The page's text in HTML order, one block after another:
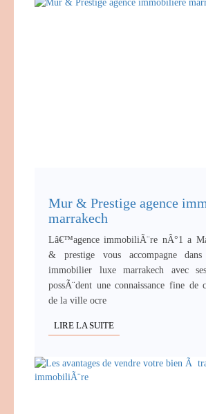
Mur & Prestige agence
marrakech
Lâ€™agence immobiliÃ¨re nÂ°1 a
& prestige vous accompagne
immobilier luxe marrakech avec
possÃ¨dent une connaissance fine de
de la ville ocre
LIRE LA SUITE